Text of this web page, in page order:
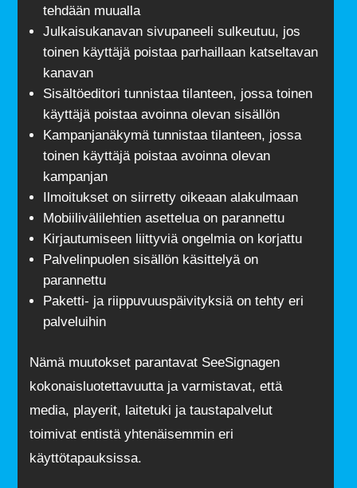
tehdään muualla
Julkaisukanavan sivupaneeli sulkeutuu, jos
toinen käyttäjä poistaa parhaillaan katseltavan
kanavan
Sisältöeditori tunnistaa tilanteen, jossa toinen
käyttäjä poistaa avoinna olevan sisällön
Kampanjanäkymä tunnistaa tilanteen, jossa
toinen käyttäjä poistaa avoinna olevan
kampanjan
Ilmoitukset on siirretty oikeaan alakulmaan
Mobiilivälilehtien asettelua on parannettu
Kirjautumiseen liittyviä ongelmia on korjattu
Palvelinpuolen sisällön käsittelyä on
parannettu
Paketti- ja riippuvuuspäivityksiä on tehty eri
palveluihin
Nämä muutokset parantavat SeeSignagen
kokonaisluotettavuutta ja varmistavat, että
media, playerit, laitetuki ja taustapalvelut
toimivat entistä yhtenäisemmin eri
käyttötapauksissa.